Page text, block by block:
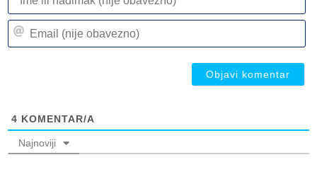
4 KOMENTAR/A
Najnoviji